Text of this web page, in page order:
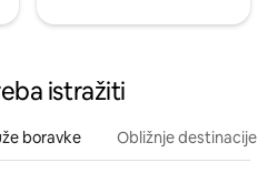
istražiti
boravke Obližnje destinacije